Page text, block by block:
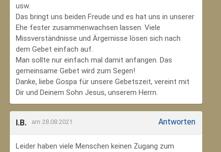
usw.
Das bringt uns beiden Freude und es hat uns in unserer
Ehe fester zusammenwachsen lassen. Viele
Missverständnisse und Ärgernisse lösen sich nach
dem Gebet einfach auf.
Man sollte nur einfach mal damit anfangen. Das
gemeinsame Gebet wird zum Segen!
Danke, liebe Gospa für unsere Gebetszeit, vereint mit
Dir und Deinem Sohn Jesus, unserem Herrn.
I.B. am 28.08.2021 Antworten
Leider haben viele Menschen keinen Zugang zum